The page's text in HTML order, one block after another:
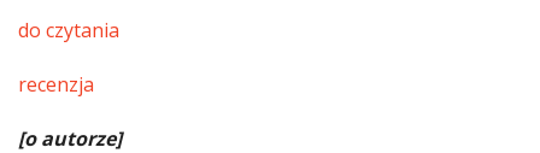
do czytania
recenzja
[o autorze]